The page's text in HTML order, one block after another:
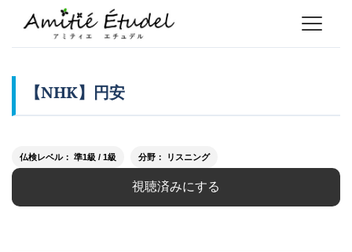
【NHK】円安
仏検レベル： 準1級 / 1級 分野： リスニング
視聴済みにする